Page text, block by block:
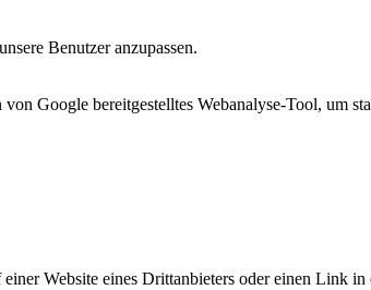
Benutzer anzupassen.
Google bereitgestelltes Webanalyse-Tool, um
Website eines Drittanbieters oder einen Link